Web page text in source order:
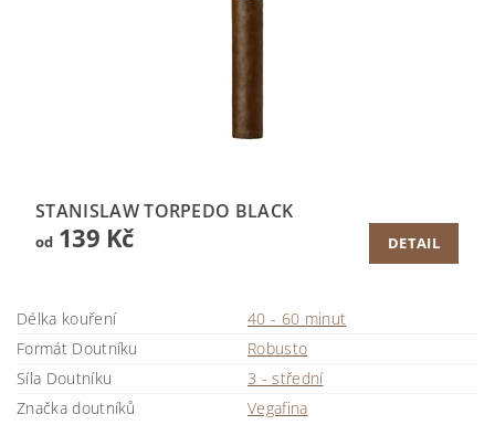
STANISLAW TORPEDO BLACK
od139 Kč DETAIL
Délka kouření
40 - 60 minut
Formát Doutníku
Robusto
Síla Doutníku
3 - střední
Značka doutníků
Vegafina